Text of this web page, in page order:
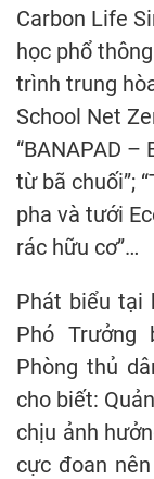
Carbon Life
học phổ
trình trung
School Net
“BANAPAD –
từ bã chuối”;
pha và tưới
rác hữu cơ”…
Phát biểu tại
Phó Trưởng
Phòng thủ
cho biết:
chịu ảnh
cực đoan